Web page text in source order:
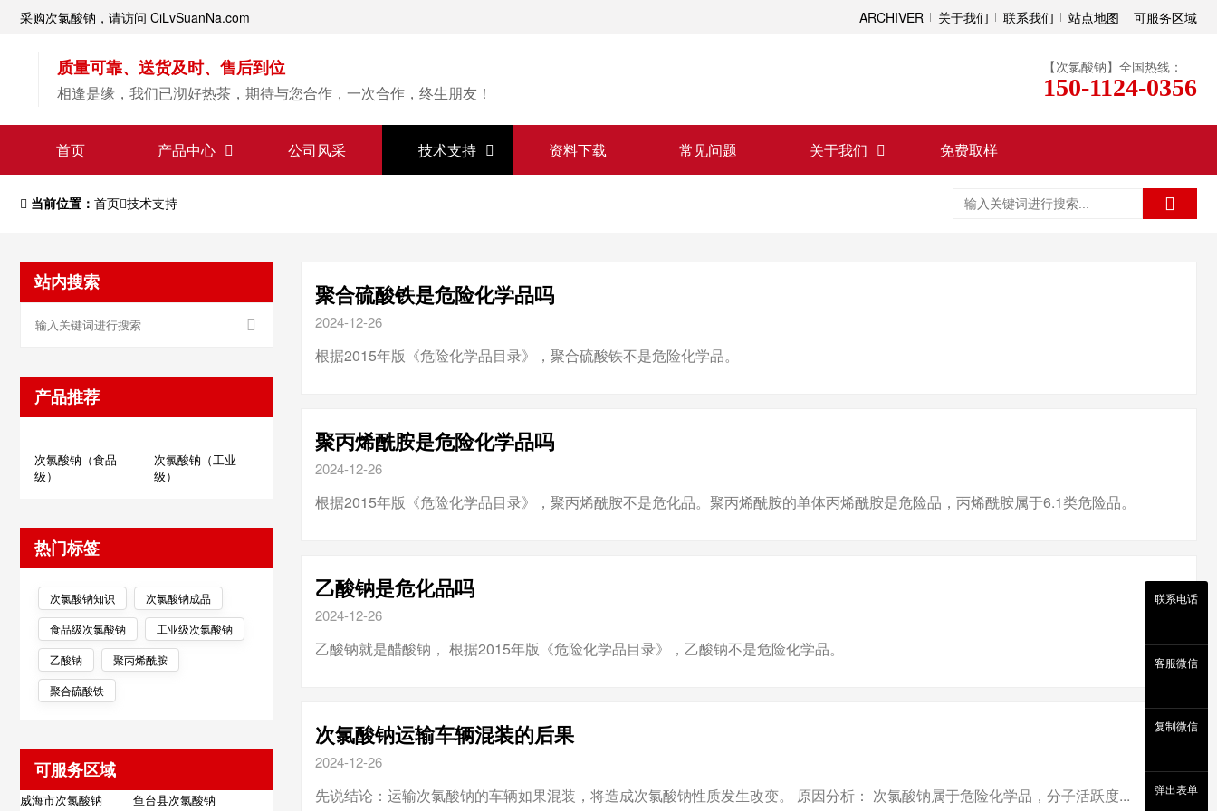
采购次氯酸钠，请访问 CiLvSuanNa.com ARCHIVER 关于我们 联系我们 站点地图 可服务区域
质量可靠、送货及时、售后到位
相逢是缘，我们已沏好热茶，期待与您合作，一次合作，终生朋友！
【次氯酸钠】全国热线：
150-1124-0356
首页 产品中心 公司风采 技术支持 资料下载 常见问题 关于我们 免费取样
当前位置： 首页 技术支持
站内搜索
产品推荐
次氯酸钠（食品
级）
次氯酸钠（工业
级）
热门标签
次氯酸钠知识
次氯酸钠成品
食品级次氯酸钠
工业级次氯酸钠
乙酸钠
聚丙烯酰胺
聚合硫酸铁
可服务区域
威海市次氯酸钠
鱼台县次氯酸钠
聚合硫酸铁是危险化学品吗
2024-12-26
根据2015年版《危险化学品目录》，聚合硫酸铁不是危险化学品。
聚丙烯酰胺是危险化学品吗
2024-12-26
根据2015年版《危险化学品目录》，聚丙烯酰胺不是危化品。聚丙烯酰胺的单体丙烯酰胺是危险品，丙烯酰胺属于6.1类危险品。
乙酸钠是危化品吗
2024-12-26
乙酸钠就是醋酸钠， 根据2015年版《危险化学品目录》，乙酸钠不是危险化学品。
次氯酸钠运输车辆混装的后果
2024-12-26
先说结论：运输次氯酸钠的车辆如果混装，将造成次氯酸钠性质发生改变。 原因分析： 次氯酸钠属于危险化学品，分子活跃度...
联系电话
客服微信
复制微信
弹出表单